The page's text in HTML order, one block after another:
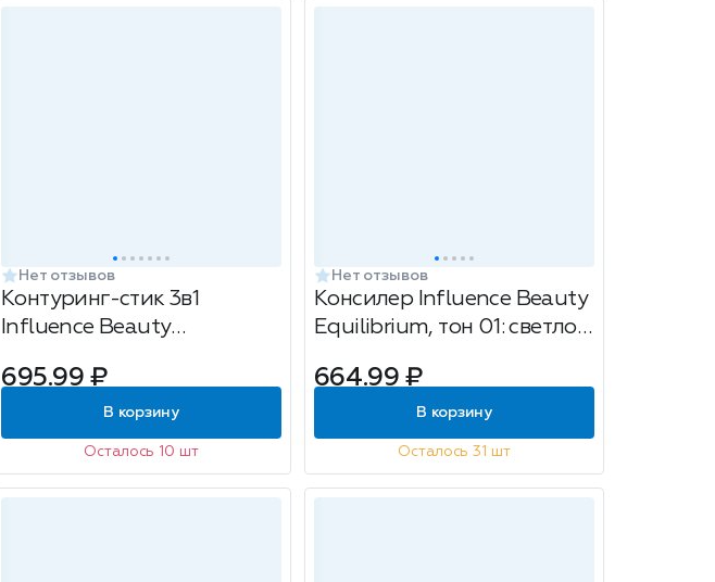
Нет отзывов
Контуринг-стик 3в1
Influence Beauty
нейтральный коричневый,
695.99 ₽
В корзину
Осталось 10 шт
Нет отзывов
Консилер Influence Beauty
Equilibrium, тон 01: светло-
664.99 ₽
В корзину
Осталось 31 шт